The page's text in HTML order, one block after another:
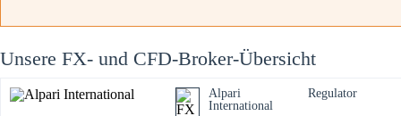
Unsere FX- und CFD-Broker-Übersicht
Alpari
International
Regulator